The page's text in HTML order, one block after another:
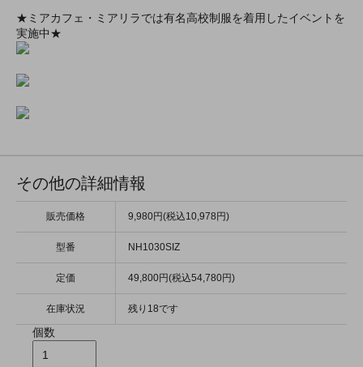
★ミアカフェ・ミアリラでは有名高校制服を着用したイベントを
実施中★
その他の詳細情報
販売価格 9,980円(税込10,978円)
型番 NH1030SIZ
定価 49,800円(税込54,780円)
在庫状況 残り18です
個数